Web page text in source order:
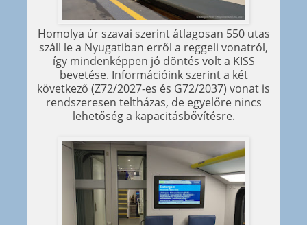
Homolya úr szavai szerint átlagosan 550 utas
száll le a Nyugatiban erről a reggeli vonatról,
így mindenképpen jó döntés volt a KISS
bevetése. Információink szerint a két
következő (Z72/2027-es és G72/2037) vonat is
rendszeresen teltházas, de egyelőre nincs
lehetőség a kapacitásbővítésre.